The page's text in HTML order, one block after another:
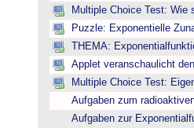
Multiple Choice Test: Wie
Puzzle: Exponentielle
THEMA:
Applet veranschaulicht
Multiple Choice Test:
Aufgaben zum
Aufgaben zur